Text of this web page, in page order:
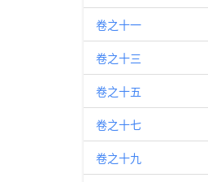
卷之十一
卷之十三
卷之十五
卷之十七
卷之十九